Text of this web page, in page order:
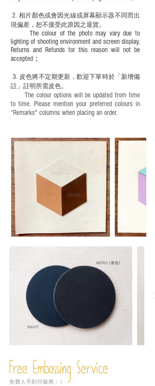
​2.相片顏色或會因光線或屏幕顯示器不同而出
現偏差，恕不接受此原因之退貨。
The colour of the photo may vary due to
lighting of shooting environment and screen display,
Returns and Refunds for this reason will not be
accepted；
3. 皮色將不定期更新，歡迎下單時於「新增備
註」註明 所需皮色。
The colour options will be updated from time
to time. Please mention your preferred colours in
“Remarks" columns when placing an order.
Free Embossing Service
免費人手刻印服務：）